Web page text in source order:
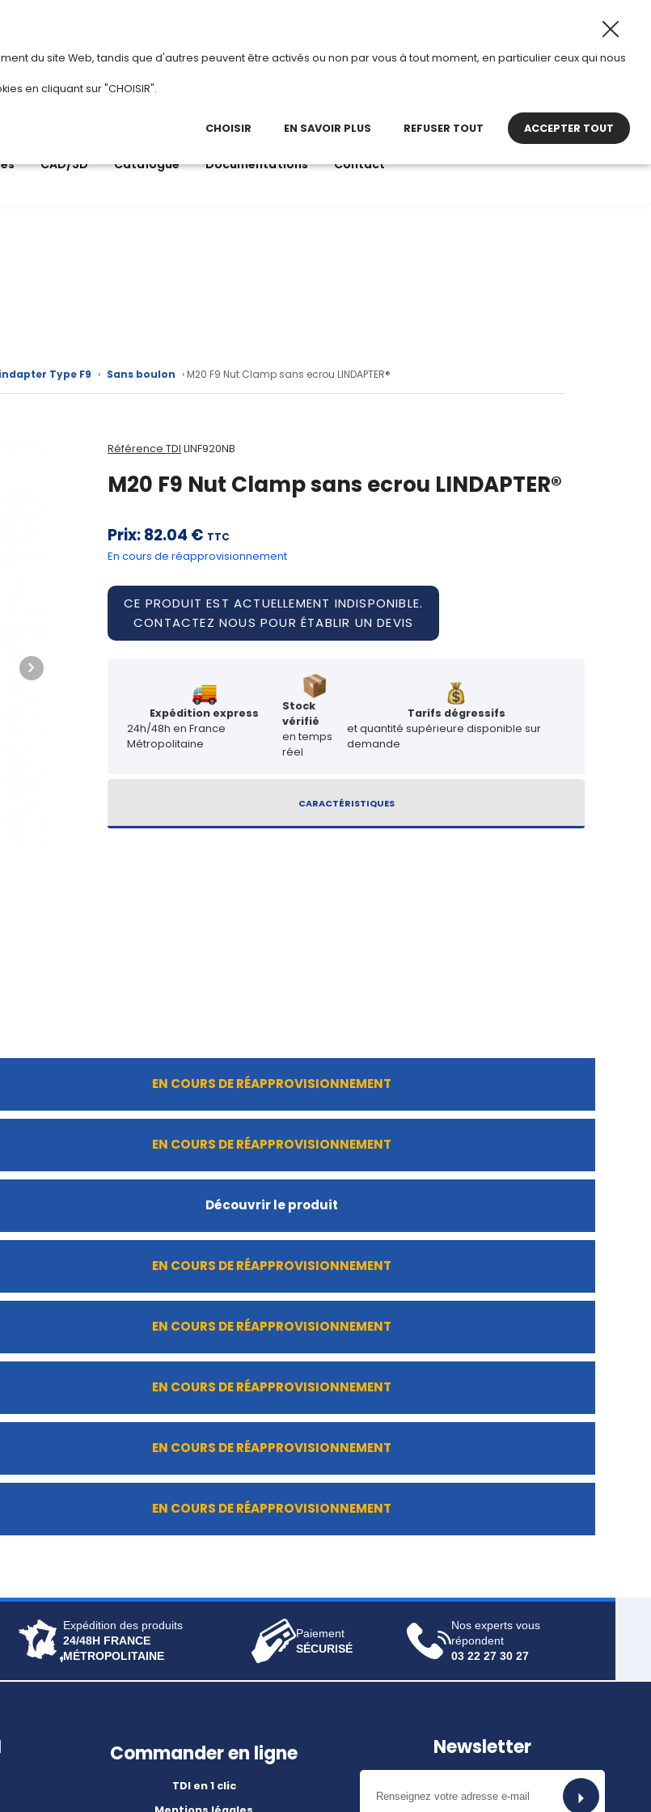
Du 3 au 28 août 2026, TDI passe en mode été.• Horaires d’ouverture :
CAD/3D Catalogue Documentations Contact
Type F9 › Sans boulon › M20 F9 Nut Clamp sans ecrou LINDAPTER®
Référence TDI LINF920NB
M20 F9 Nut Clamp sans ecrou LINDAPTER®
Prix:82.04 € TTC
En cours de réapprovisionnement
CE PRODUIT EST ACTUELLEMENT INDISPONIBLE.
CONTACTEZ NOUS POUR ÉTABLIR UN DEVIS
Expédition express
24h/48h en France
Métropolitaine
Stock
vérifié
en temps
réel
Tarifs dégressifs
et quantité supérieure disponible sur
demande
CARACTÉRISTIQUES
EN COURS DE RÉAPPROVISIONNEMENT
EN COURS DE RÉAPPROVISIONNEMENT
Découvrir le produit
EN COURS DE RÉAPPROVISIONNEMENT
EN COURS DE RÉAPPROVISIONNEMENT
EN COURS DE RÉAPPROVISIONNEMENT
EN COURS DE RÉAPPROVISIONNEMENT
EN COURS DE RÉAPPROVISIONNEMENT
Expédition des produits
24/48H FRANCE
MÉTROPOLITAINE
Paiement
SÉCURISÉ
Nos experts vous
répondent
03 22 27 30 27
Commander en ligne
TDI en 1 clic
Newsletter
du site Web, tandis que d'autres peuvent être activés ou non par vous à tout moment, en particulier ceux qui nous
en cliquant sur "CHOISIR".
CHOISIR EN SAVOIR PLUS REFUSER TOUT ACCEPTER TOUT